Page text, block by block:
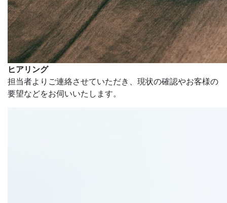
ヒアリング
担当者よりご連絡させていただき、現状の確認やお客様の
要望などをお伺いいたします。